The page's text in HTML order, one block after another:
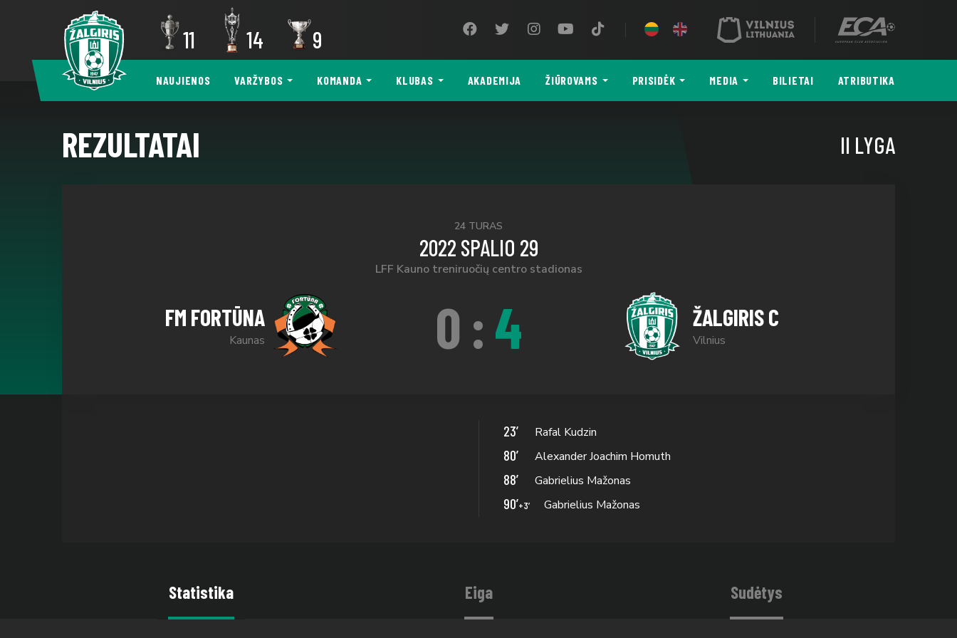
11 14 9
NAUJIENOS VARŽYBOS KOMANDA KLUBAS AKADEMIJA ŽIŪROVAMS PRISIDĖK MEDIA BILIETAI ATRIBUTIKA
REZULTATAI II LYGA
24 TURAS
2022 SPALIO 29
LFF Kauno treniruočių centro stadionas
FM FORTŪNA
Kaunas 0:4 ŽALGIRIS C
Vilnius
23’ Rafal Kudzin
80’ Alexander Joachim Homuth
88’ Gabrielius Mažonas
90’+3’ Gabrielius Mažonas
Statistika Eiga Sudėtys